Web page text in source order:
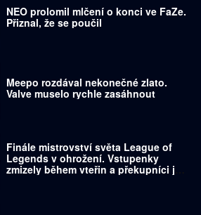
NEO prolomil mlčení o konci ve FaZe.
Přiznal, že se poučil
Meepo rozdával nekonečné zlato.
Valve muselo rychle zasáhnout
Finále mistrovství světa League of
Legends v ohrožení. Vstupenky
zmizely během vteřin a překupníci je